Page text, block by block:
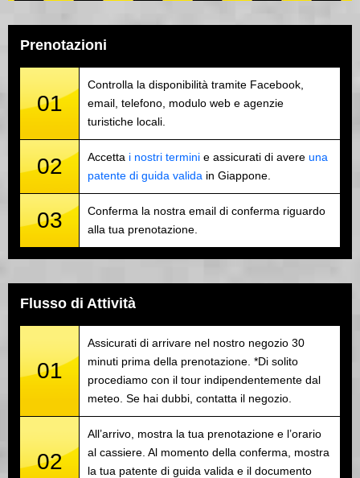
Prenotazioni
01
Controlla la disponibilità tramite Facebook,
email, telefono, modulo web e agenzie
turistiche locali.
02 Accetta i nostri termini e assicurati di avere una
patente di guida valida in Giappone.
03
Conferma la nostra email di conferma riguardo
alla tua prenotazione.
Flusso di Attività
01
Assicurati di arrivare nel nostro negozio 30
minuti prima della prenotazione. *Di solito
procediamo con il tour indipendentemente dal
meteo. Se hai dubbi, contatta il negozio.
02
All’arrivo, mostra la tua prenotazione e l’orario
al cassiere. Al momento della conferma, mostra
la tua patente di guida valida e il documento